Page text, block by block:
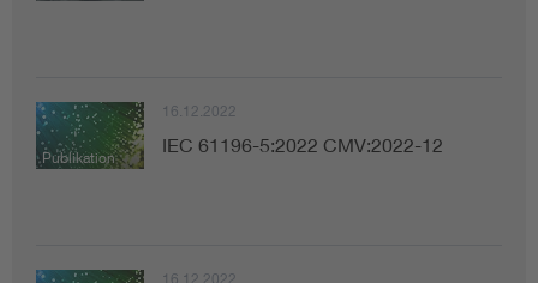
Publikation
16.12.2022
IEC 61196-5:2022 CMV:2022-12
16.12.2022